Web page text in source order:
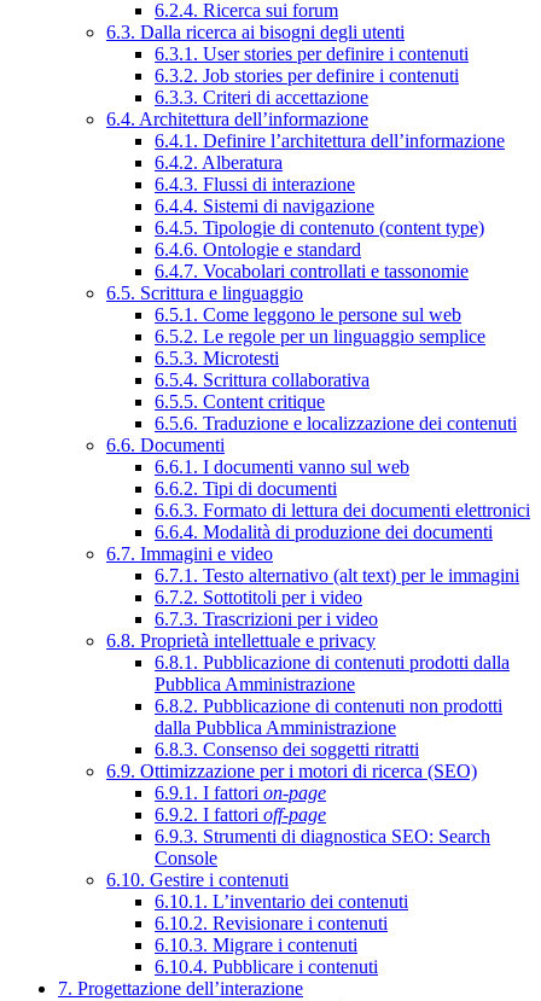
6.2.4. Ricerca sui forum
6.3. Dalla ricerca ai bisogni degli utenti
6.3.1. User stories per definire i contenuti
6.3.2. Job stories per definire i contenuti
6.3.3. Criteri di accettazione
6.4. Architettura dell’informazione
6.4.1. Definire l’architettura dell’informazione
6.4.2. Alberatura
6.4.3. Flussi di interazione
6.4.4. Sistemi di navigazione
6.4.5. Tipologie di contenuto (content type)
6.4.6. Ontologie e standard
6.4.7. Vocabolari controllati e tassonomie
6.5. Scrittura e linguaggio
6.5.1. Come leggono le persone sul web
6.5.2. Le regole per un linguaggio semplice
6.5.3. Microtesti
6.5.4. Scrittura collaborativa
6.5.5. Content critique
6.5.6. Traduzione e localizzazione dei contenuti
6.6. Documenti
6.6.1. I documenti vanno sul web
6.6.2. Tipi di documenti
6.6.3. Formato di lettura dei documenti elettronici
6.6.4. Modalità di produzione dei documenti
6.7. Immagini e video
6.7.1. Testo alternativo (alt text) per le immagini
6.7.2. Sottotitoli per i video
6.7.3. Trascrizioni per i video
6.8. Proprietà intellettuale e privacy
6.8.1. Pubblicazione di contenuti prodotti dalla
Pubblica Amministrazione
6.8.2. Pubblicazione di contenuti non prodotti
dalla Pubblica Amministrazione
6.8.3. Consenso dei soggetti ritratti
6.9. Ottimizzazione per i motori di ricerca (SEO)
6.9.1. I fattori on-page
6.9.2. I fattori off-page
6.9.3. Strumenti di diagnostica SEO: Search
Console
6.10. Gestire i contenuti
6.10.1. L’inventario dei contenuti
6.10.2. Revisionare i contenuti
6.10.3. Migrare i contenuti
6.10.4. Pubblicare i contenuti
7. Progettazione dell’interazione